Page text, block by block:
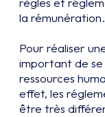
la rémunération.
Pour réaliser
important de
ressources
effet, les
être très